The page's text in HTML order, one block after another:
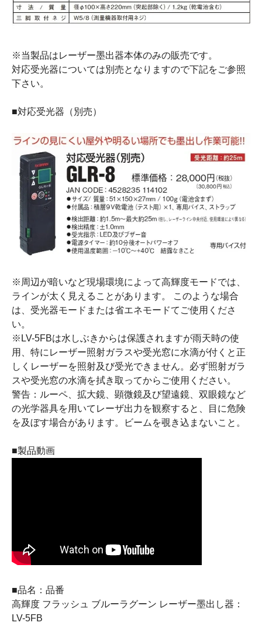
※当製品はレーザー墨出器本体のみの販売です。
対応受光器については別売となりますので下記をご参照
下さい。
■対応受光器（別売）
※周辺が暗いなど現場環境によって高輝度モードでは、
ラインが太く見えることがあります。 このような場合
は、受光器モードまたは省エネモードてご使用くださ
い。
※LV-5FBは水しぶきからは保護されますが雨天時の使
用、特にレーザー照射ガラスや受光窓に水滴が付くと正
しくレーザーを照射及び受光できません。必ず照射ガラ
スや受光窓の水滴を拭き取ってからご使用ください。
警告：ルーペ、拡大鏡、顕微鏡及び望遠鏡、双眼鏡など
の光学器具を用いてレーザ出力を観察すると、目に危険
を及ぼす場合があります。ビームを覗き込まないこと。
■製品動画
■品名：品番
高輝度 フラッシュ ブルーラグーン レーザー墨出し器：
LV-5FB